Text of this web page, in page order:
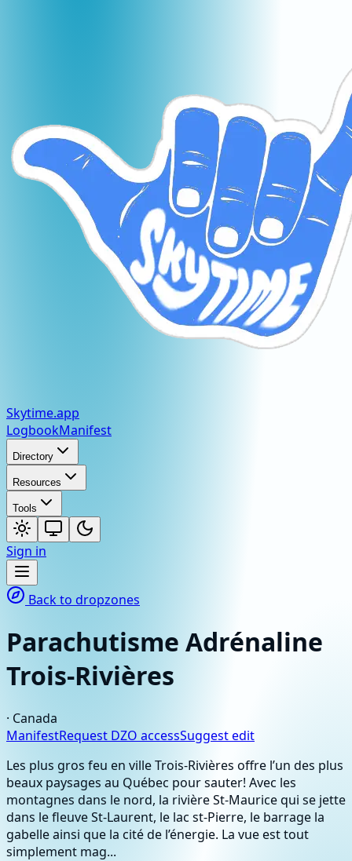
Skytime.app
LogbookManifest
Directory
Resources
Tools
Sign in
Back to dropzones
Parachutisme Adrénaline
Trois-Rivières
· Canada
ManifestRequest DZO accessSuggest edit
Les plus gros feu en ville Trois-Rivières offre l’un des plus
beaux paysages au Québec pour sauter! Avec les
montagnes dans le nord, la rivière St-Maurice qui se jette
dans le fleuve St-Laurent, le lac st-Pierre, le barrage la
gabelle ainsi que la cité de l’énergie. La vue est tout
simplement mag...